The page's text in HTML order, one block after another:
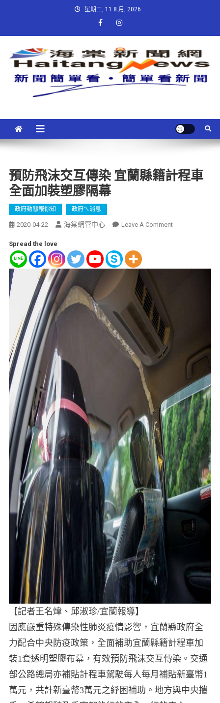
星期二, 11 8 月, 2026
預防飛沫交互傳染 宜蘭縣籍計程車
全面加裝塑膠隔幕
政府動態報你知 政府ㄟ消息
2020-04-22 海棠網管中心 Leave A Comment
Spread the love
【記者王名煒、邱淑珍/宜蘭報導】
因應嚴重特殊傳染性肺炎疫情影響，宜蘭縣政府全
力配合中央防疫政策，全面補助宜蘭縣籍計程車加
裝1套透明塑膠布幕，有效預防飛沫交互傳染。交通
部公路總局亦補貼計程車駕駛每人每月補貼新臺幣1
萬元，共計新臺幣3萬元之紓困補助。地方與中央攜